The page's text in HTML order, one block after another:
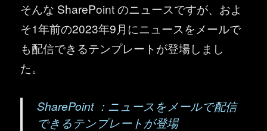
そんな SharePoint のニュースですが、およ
そ1年前の2023年9月にニュースをメールで
も配信できるテンプレートが登場しまし
た。
SharePoint ：ニュースをメールで配信
できるテンプレートが登場